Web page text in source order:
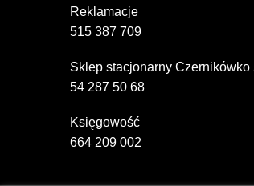
Reklamacje
515 387 709
Sklep stacjonarny Czernikówko
54 287 50 68
Księgowość
664 209 002